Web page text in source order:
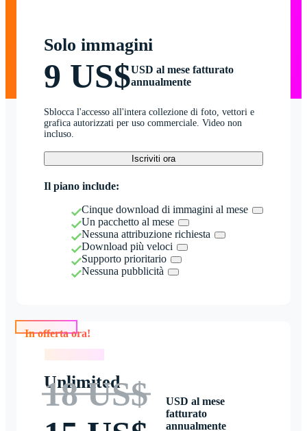
Solo immagini
9 US$USD al mese fatturato
annualmente
Sblocca l'accesso all'intera collezione di foto, vettori e
grafica autorizzati per uso commerciale. Video non
incluso.
Iscriviti ora
Il piano include:
Cinque download di immagini al mese
Un pacchetto al mese
Nessuna attribuzione richiesta
Download più veloci
Supporto prioritario
Nessuna pubblicità
Unlimited
18 US$
USD al mese
fatturato
annualmente